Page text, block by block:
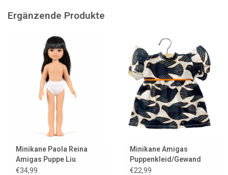
Ergänzende Produkte
Minikane Paola Reina
Amigas Puppe Liu
€34,99
Minikane Amigas
Puppenkleid/Gewand
Daisy Salambo
€22,99